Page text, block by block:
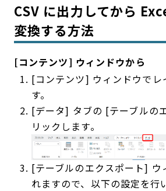
CSV に出力してから
変換する方法
[コンテンツ] ウィンドウから
[コンテンツ] ウィンドウでレ
す。
[データ] タブの [テーブルの
リックします。
[テーブルのエクスポート] ウ
れますので、以下の設定を行